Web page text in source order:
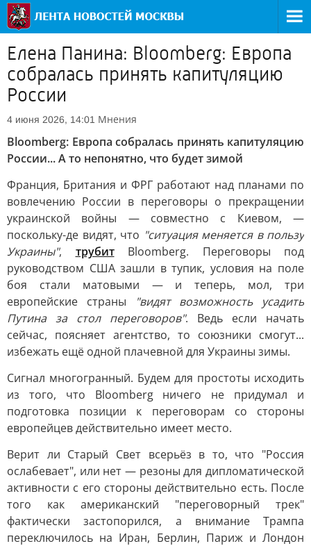
Елена Панина: Bloomberg: Европа
собралась принять капитуляцию
России
4 июня 2026, 14:01 Мнения
Bloomberg: Европа собралась принять капитуляцию
России... А то непонятно, что будет зимой
Франция, Британия и ФРГ работают над планами по
вовлечению России в переговоры о прекращении
украинской войны — совместно с Киевом, —
поскольку-де видят, что "ситуация меняется в пользу
Украины", трубитBloomberg. Переговоры под
руководством США зашли в тупик, условия на поле
боя стали матовыми — и теперь, мол, три
европейские страны
"видят возможность усадить
Путина за стол переговоров". Ведь если начать
сейчас, поясняет агентство, то союзники смогут...
избежать ещё одной плачевной для Украины зимы.
Сигнал многогранный. Будем для простоты исходить
из того, что Bloomberg ничего не придумал и
подготовка позиции к переговорам со стороны
европейцев действительно имеет место.
Верит ли Старый Свет всерьёз в то, что "Россия
ослабевает", или нет — резоны для дипломатической
активности с его стороны действительно есть. После
того как американский "переговорный трек"
фактически застопорился, а внимание Трампа
переключилось на Иран, Берлин, Париж и Лондон